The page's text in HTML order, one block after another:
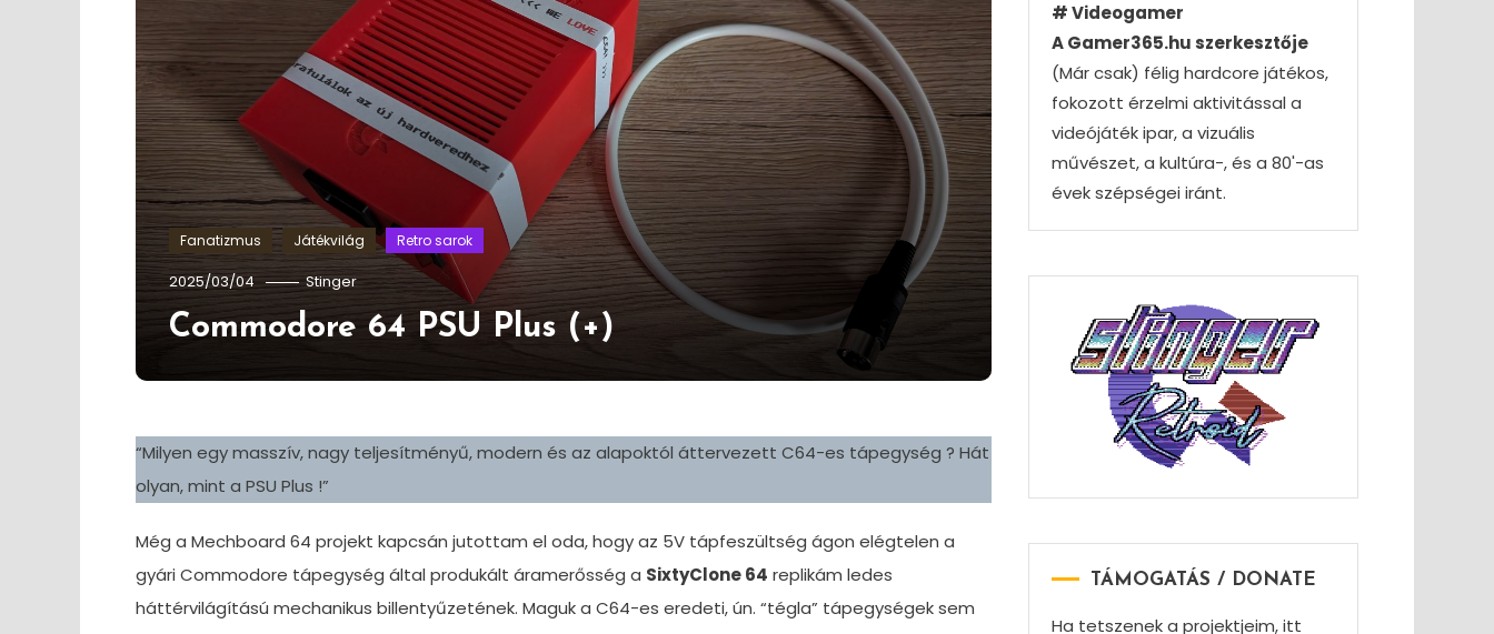
Fanatizmus Játékvilág Retro sarok
2025/03/04 Stinger
Commodore 64 PSU Plus (+)
“Milyen egy masszív, nagy teljesítményű, modern és az alapoktól áttervezett C64-es tápegység ? Hát
olyan, mint a PSU Plus !”
Még a Mechboard 64 projekt kapcsán jutottam el oda, hogy az 5V tápfeszültség ágon elégtelen a
gyári Commodore tápegység által produkált áramerősség a SixtyClone 64 replikám ledes
háttérvilágítású mechanikus billentyűzetének. Maguk a C64-es eredeti, ún. “tégla” tápegységek sem
# Videogamer
A Gamer365.hu szerkesztője
(Már csak) félig hardcore játékos,
fokozott érzelmi aktivitással a
videójáték ipar, a vizuális
művészet, a kultúra-, és a 80'-as
évek szépségei iránt.
TÁMOGATÁS / DONATE
Ha tetszenek a projektjeim, itt